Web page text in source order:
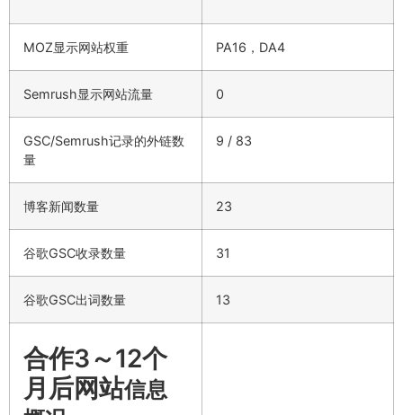
MOZ显示网站权重 PA16，DA4
Semrush显示网站流量 0
GSC/Semrush记录的外链数
量
9 / 83
博客新闻数量 23
谷歌GSC收录数量 31
谷歌GSC出词数量 13
合作3～12个
月后网站信息